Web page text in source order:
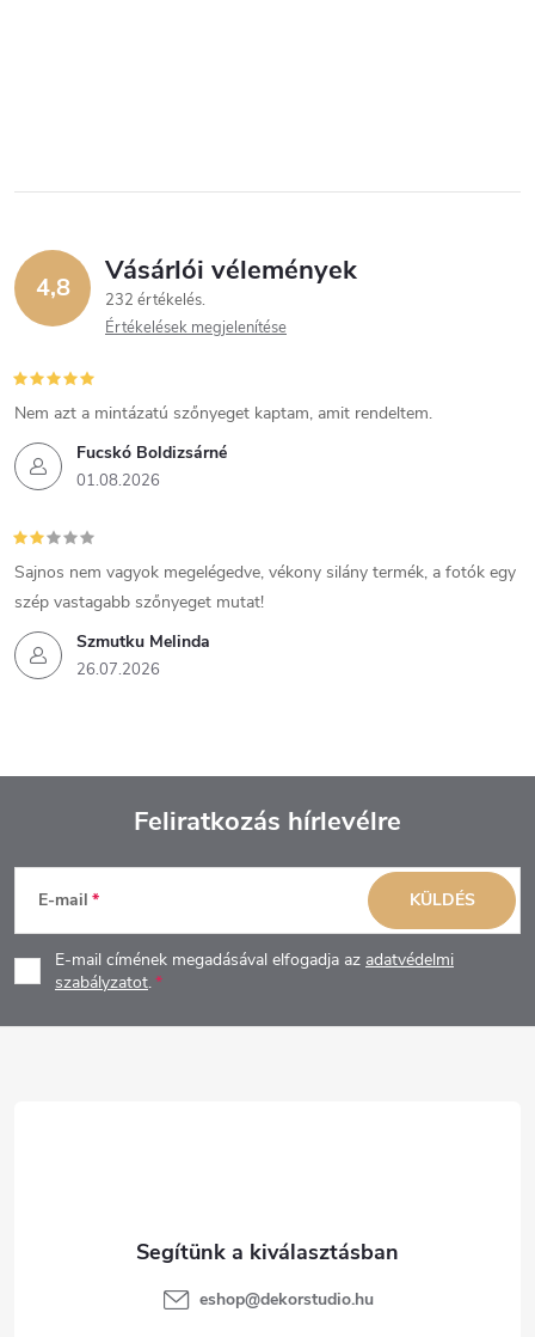
4,8 Vásárlói vélemények
232 értékelés
Értékelések megjelenítése
Fucskó Boldizsárné
01.08.2026
Nem azt a mintázatú szőnyeget kaptam, amit rendeltem.
Szmutku Melinda
26.07.2026
Sajnos nem vagyok megelégedve, vékony silány termék, a fotók egy
szép vastagabb szőnyeget mutat!
L
á
b
Feliratkozás hírlevélre
E-mail
E-mail címének megadásával elfogadja az adatvédelmi
szabályzatot.
KÜLDÉS
eshop@dekorstudio.hu